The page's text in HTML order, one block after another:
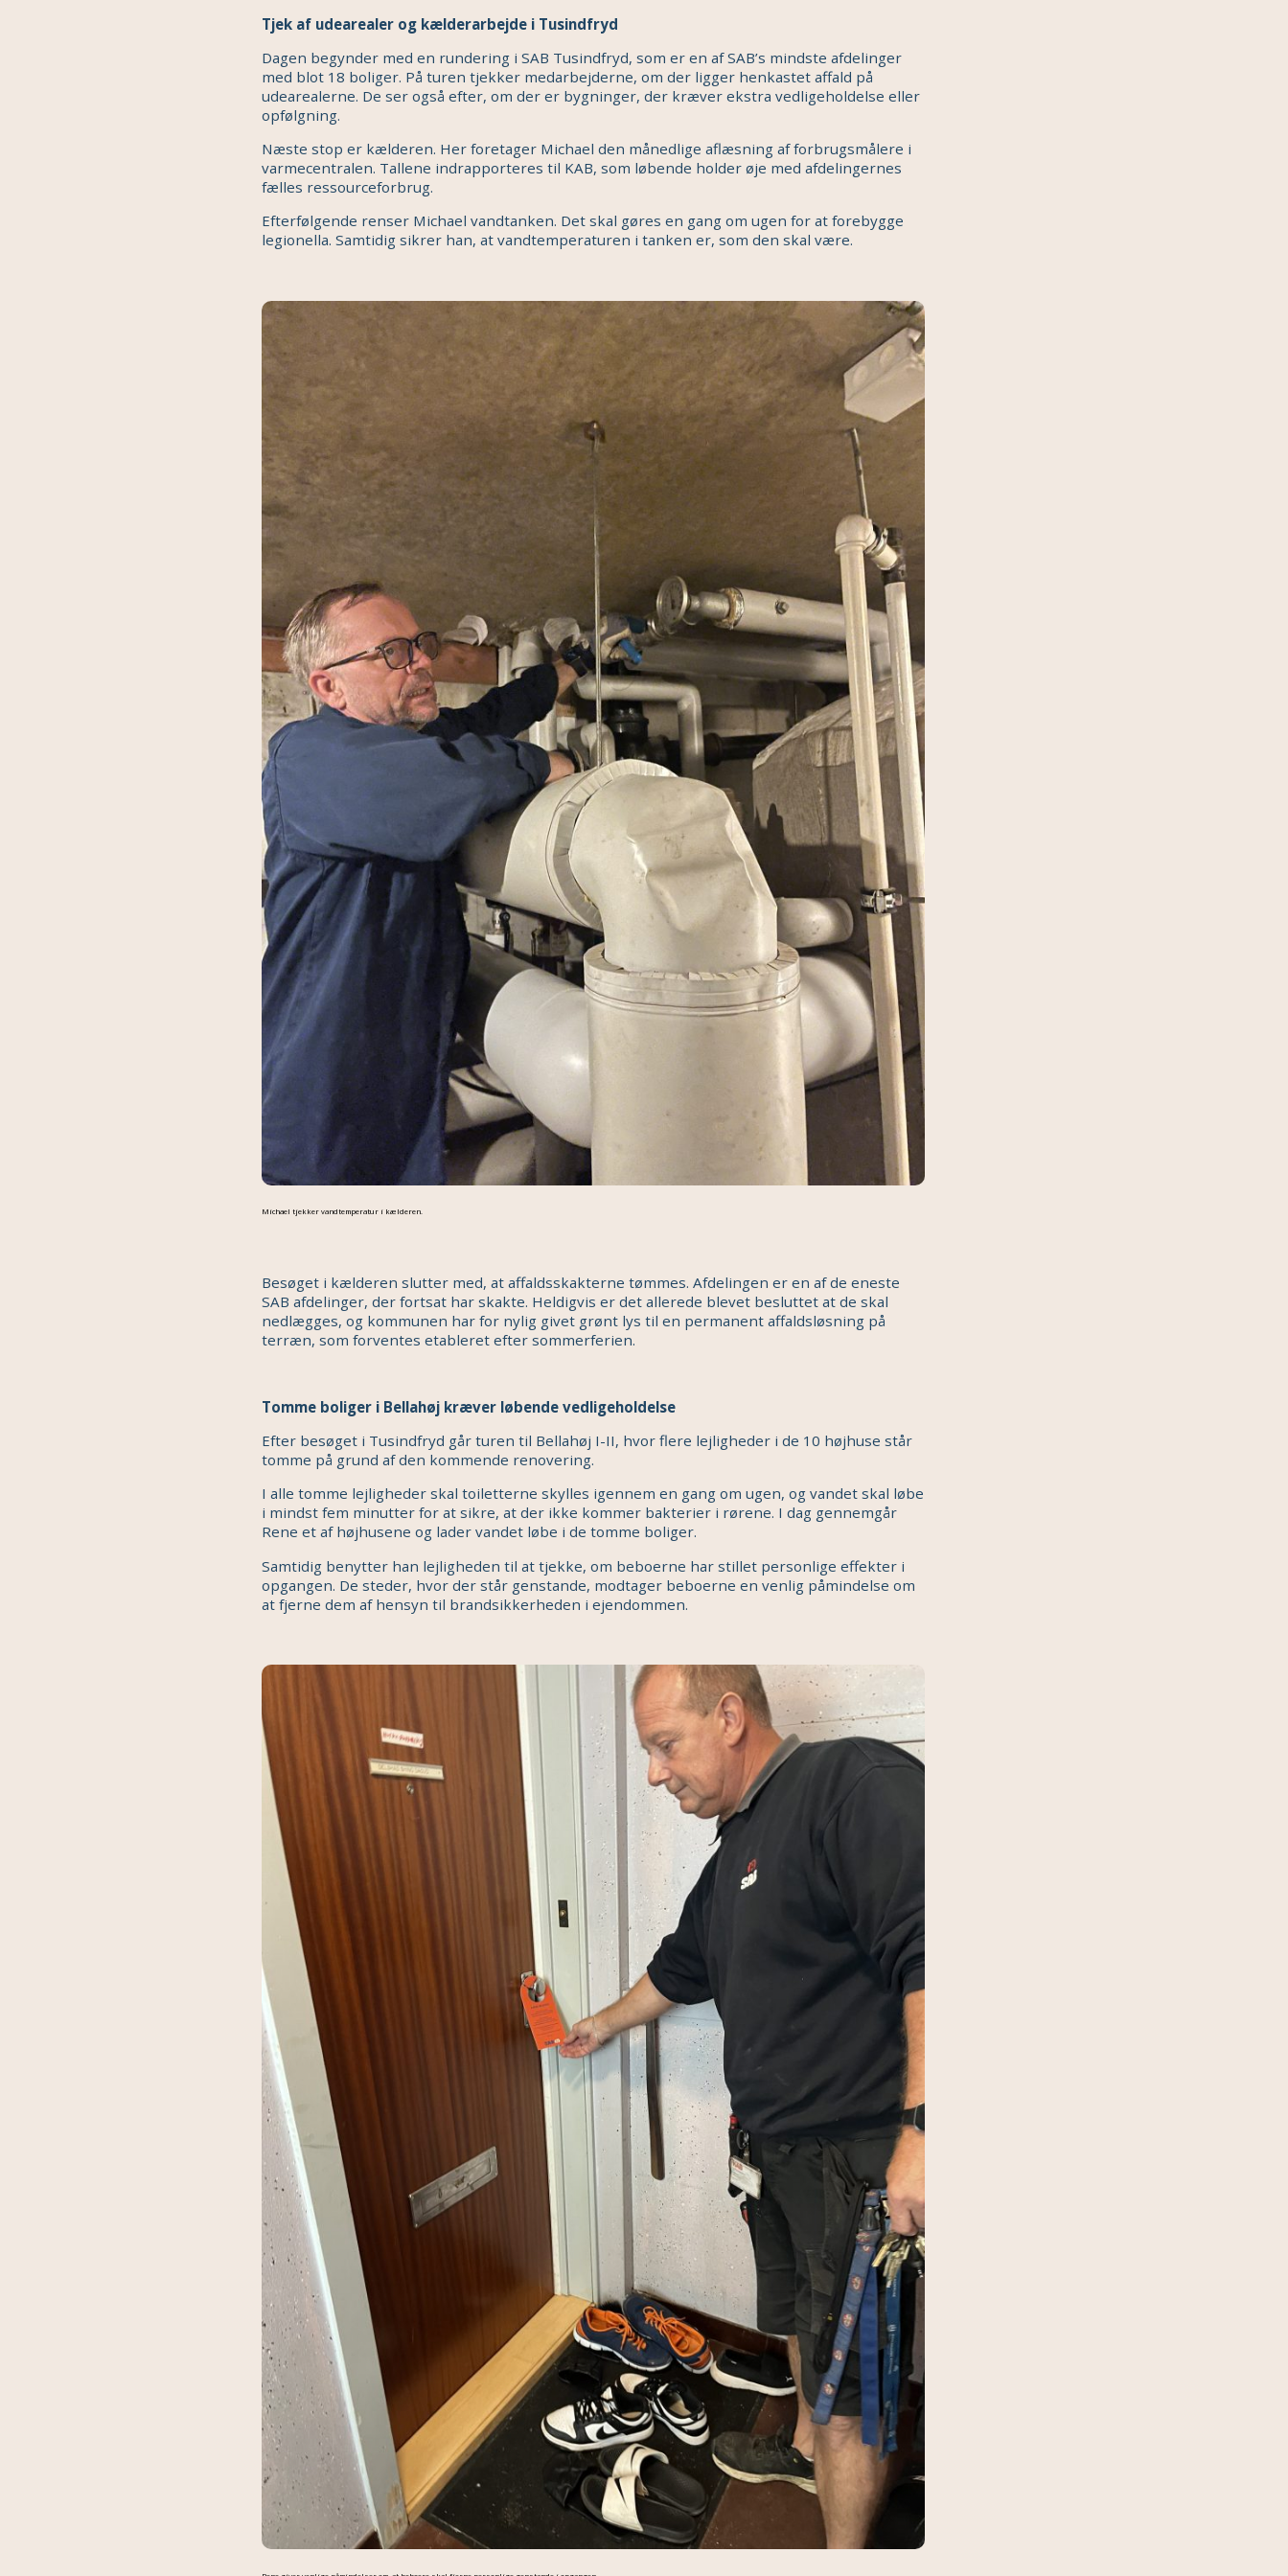
Tjek af udearealer og kælderarbejde i Tusindfryd
Dagen begynder med en rundering i SAB Tusindfryd, som er en af SAB’s mindste afdelinger
med blot 18 boliger. På turen tjekker medarbejderne, om der ligger henkastet affald på
udearealerne. De ser også efter, om der er bygninger, der kræver ekstra vedligeholdelse eller
opfølgning.
Næste stop er kælderen. Her foretager Michael den månedlige aflæsning af forbrugsmålere i
varmecentralen. Tallene indrapporteres til KAB, som løbende holder øje med afdelingernes
fælles ressourceforbrug.
Efterfølgende renser Michael vandtanken. Det skal gøres en gang om ugen for at forebygge
legionella. Samtidig sikrer han, at vandtemperaturen i tanken er, som den skal være.
Michael tjekker vandtemperatur i kælderen.
Besøget i kælderen slutter med, at affaldsskakterne tømmes. Afdelingen er en af de eneste
SAB afdelinger, der fortsat har skakte. Heldigvis er det allerede blevet besluttet at de skal
nedlægges, og kommunen har for nylig givet grønt lys til en permanent affaldsløsning på
terræn, som forventes etableret efter sommerferien.
Tomme boliger i Bellahøj kræver løbende vedligeholdelse
Efter besøget i Tusindfryd går turen til Bellahøj I-II, hvor flere lejligheder i de 10 højhuse står
tomme på grund af den kommende renovering.
I alle tomme lejligheder skal toiletterne skylles igennem en gang om ugen, og vandet skal løbe
i mindst fem minutter for at sikre, at der ikke kommer bakterier i rørene. I dag gennemgår
Rene et af højhusene og lader vandet løbe i de tomme boliger.
Samtidig benytter han lejligheden til at tjekke, om beboerne har stillet personlige effekter i
opgangen. De steder, hvor der står genstande, modtager beboerne en venlig påmindelse om
at fjerne dem af hensyn til brandsikkerheden i ejendommen.